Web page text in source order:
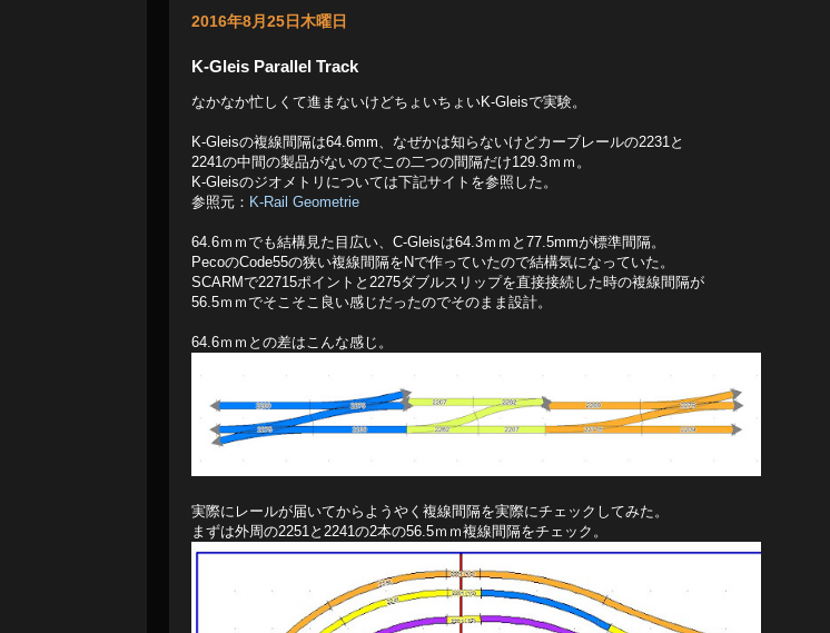
2016年8月25日木曜日
K-Gleis Parallel Track
なかなか忙しくて進まないけどちょいちょいK-Gleisで実験。
K-Gleisの複線間隔は64.6mm、なぜかは知らないけどカーブレールの2231と
2241の中間の製品がないのでこの二つの間隔だけ129.3ｍｍ。
K-Gleisのジオメトリについては下記サイトを参照した。
参照元： K-Rail Geometrie
64.6ｍｍでも結構見た目広い、C-Gleisは64.3ｍｍと77.5mmが標準間隔。
PecoのCode55の狭い複線間隔をNで作っていたので結構気になっていた。
SCARMで22715ポイントと2275ダブルスリップを直接接続した時の複線間隔が
56.5ｍｍでそこそこ良い感じだったのでそのまま設計。
64.6ｍｍとの差はこんな感じ。
実際にレールが届いてからようやく複線間隔を実際にチェックしてみた。
まずは外周の2251と2241の2本の56.5ｍｍ複線間隔をチェック。